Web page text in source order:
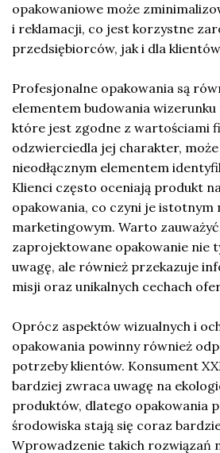
opakowaniowe może
i reklamacji, co jest korzystne
przedsiębiorców, jak i dla
Profesjonalne opakowania są
elementem budowania wizerunku
które jest zgodne z wartościami
odzwierciedla jej charakter, może
nieodłącznym elementem
Klienci często oceniają produkt
opakowania, co czyni je istotnym
marketingowym. Warto
zaprojektowane opakowanie nie
uwagę, ale również przekazuje
misji oraz unikalnych cechach
Oprócz aspektów wizualnych i
opakowania powinny również
potrzeby klientów. Konsument
bardziej zwraca uwagę na
produktów, dlatego opakowania
środowiska stają się coraz
Wprowadzenie takich rozwiązań